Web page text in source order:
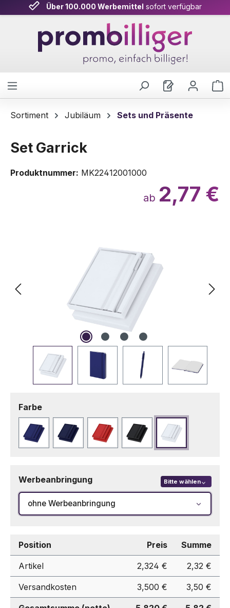
Zum Hauptinhalt springen
Über 100.000 Werbemittel sofort verfügbar
Sortiment Jubiläum Sets und Präsente
Set Garrick
Produktnummer: MK22412001000
ab 2,77 €
Farbeauswählen
Blau Marineblau
Rot SchwarzWeiß
Werbeanbringung Bitte wählen
ohne Werbeanbringung
Position Preis Summe
Artikel 2,324 € 2,32 €
Versandkosten 3,500 € 3,50 €